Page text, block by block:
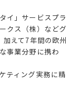
イ」サービスプラ
クス（株）などグ
えて7年間の欧州
事業分野に携わ
ティング実務に精